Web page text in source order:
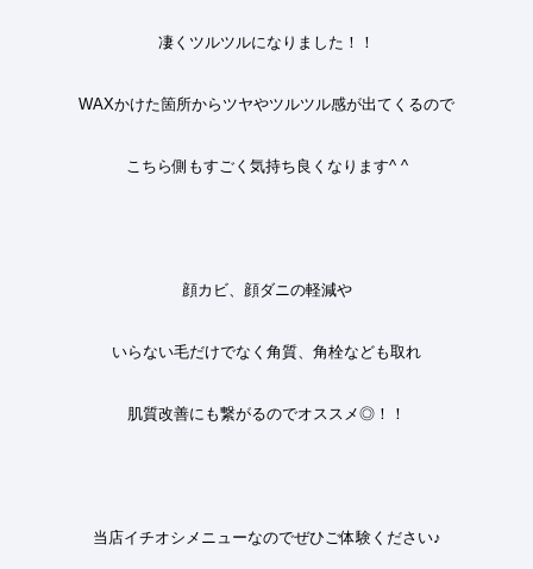
凄くツルツルになりました ！！
WAXかけた箇所からツヤやツルツル感が出てくるので
こちら側もすごく気持ち良くなります^ ^
顔カビ、顔ダニの軽減や
いらない毛だけでなく 角質、角栓なども取れ
肌質改善にも繋がるのでオススメ◎！！
当店イチオシメニューなのでぜひご体験ください♪